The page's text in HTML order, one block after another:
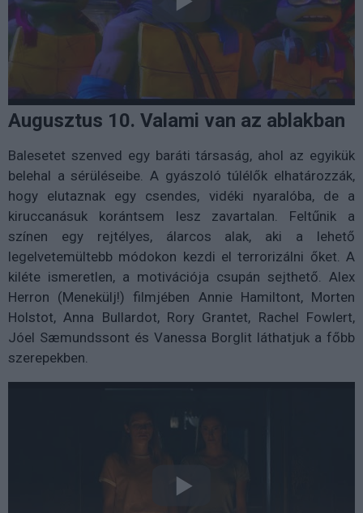
Augusztus 10. Valami van az ablakban
Balesetet szenved egy baráti társaság, ahol az egyikük
belehal a sérüléseibe. A gyászoló túlélők elhatározzák,
hogy elutaznak egy csendes, vidéki nyaralóba, de a
kiruccanásuk korántsem lesz zavartalan. Feltűnik a
színen egy rejtélyes, álarcos alak, aki a lehető
legelvetemültebb módokon kezdi el terrorizálni őket. A
kiléte ismeretlen, a motivációja csupán sejthető. Alex
Herron (Menekülj!) filmjében Annie Hamiltont, Morten
Holstot, Anna Bullardot, Rory Grantet, Rachel Fowlert,
Jóel Sæmundssont és Vanessa Borglit láthatjuk a főbb
szerepekben.